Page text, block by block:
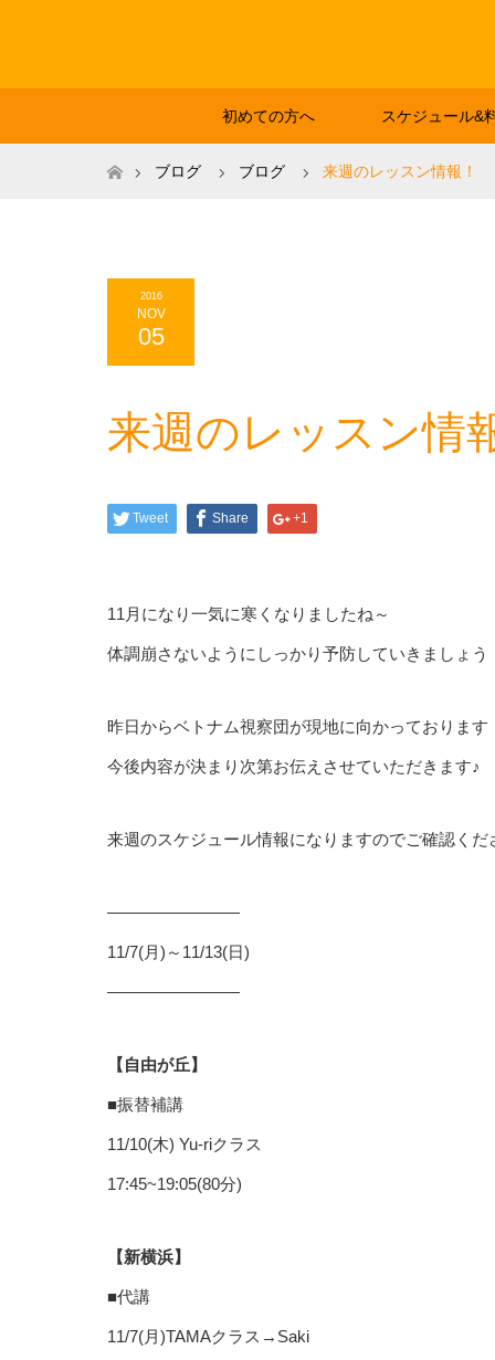
初めての方へ スケジュール&
ホームブログ ブログ 来週のレッスン情報！
2016
NOV
05
来週のレッスン情
Tweet Share +1
11月になり一気に寒くなりましたね～
体調崩さないようにしっかり予防していきましょう
昨日からベトナム視察団が現地に向かっております
今後内容が決まり次第お伝えさせていただきます♪
来週のスケジュール情報になりますのでご確認くだ
————————
11/7(月)～11/13(日)
————————
【自由が丘】
■振替補講
11/10(木) Yu-riクラス
17:45~19:05(80分)
【新横浜】
■代講
11/7(月)TAMAクラス→Saki